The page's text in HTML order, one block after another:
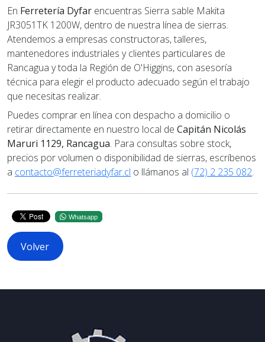
En Ferretería Dyfar encuentras Sierra sable Makita
JR3051TK 1200W, dentro de nuestra línea de sierras.
Atendemos a empresas constructoras, talleres,
mantenedores industriales y clientes particulares de
Rancagua y toda la Región de O'Higgins, con asesoría
técnica para elegir el producto adecuado según el trabajo
que necesitas realizar.
Puedes comprar en línea con despacho a domicilio o
retirar directamente en nuestro local de Capitán Nicolás
Maruri 1129, Rancagua. Para consultas sobre stock,
precios por volumen o disponibilidad de sierras, escríbenos
a contacto@ferreteriadyfar.cl o llámanos al (72) 2 235 082.
Whatsapp
Volver